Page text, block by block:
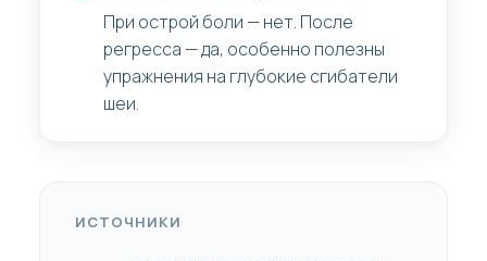
При острой боли — нет. После
регресса — да, особенно полезны
упражнения на глубокие сгибатели
шеи.
ИСТОЧНИКИ